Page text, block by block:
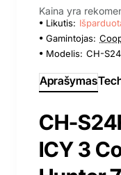
Kaina yra
Likutis:
Gamintojas:
Modelis: CH-
Aprašymas
CH-
ICY 3